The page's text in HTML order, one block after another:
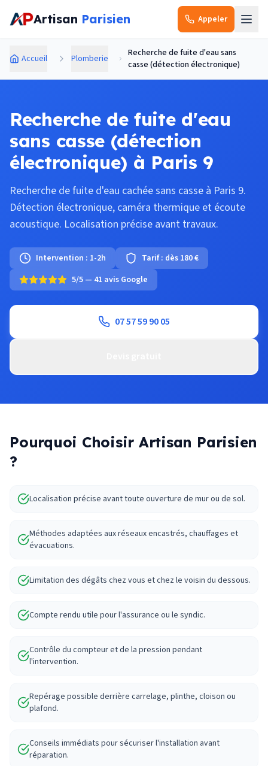
Aller au contenu principal
Artisan Parisien Appeler
Accueil Plomberie
Recherche de fuite d'eau sans
casse (détection électronique)
Recherche de fuite d'eau
sans casse (détection
électronique) à Paris 9
Recherche de fuite d'eau cachée sans casse à Paris 9.
Détection électronique, caméra thermique et écoute
acoustique. Localisation précise avant travaux.
Intervention : 1-2h Tarif : dès 180 €
5/5 — 41 avis Google
07 57 59 90 05
Pourquoi Choisir Artisan Parisien
?
Localisation précise avant toute ouverture de mur ou de sol.
Méthodes adaptées aux réseaux encastrés, chauffages et
évacuations.
Limitation des dégâts chez vous et chez le voisin du dessous.
Compte rendu utile pour l'assurance ou le syndic.
Contrôle du compteur et de la pression pendant
l'intervention.
Repérage possible derrière carrelage, plinthe, cloison ou
plafond.
Conseils immédiats pour sécuriser l'installation avant
réparation.